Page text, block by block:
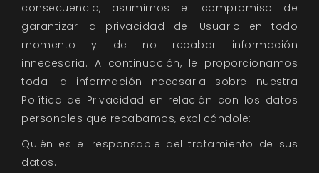
consecuencia, asumimos el compromiso de
garantizar la privacidad del Usuario en todo
momento y de no recabar información
innecesaria. A continuación, le proporcionamos
toda la información necesaria sobre nuestra
Política de Privacidad en relación con los datos
personales que recabamos, explicándole:
Quién es el responsable del tratamiento de sus
datos.